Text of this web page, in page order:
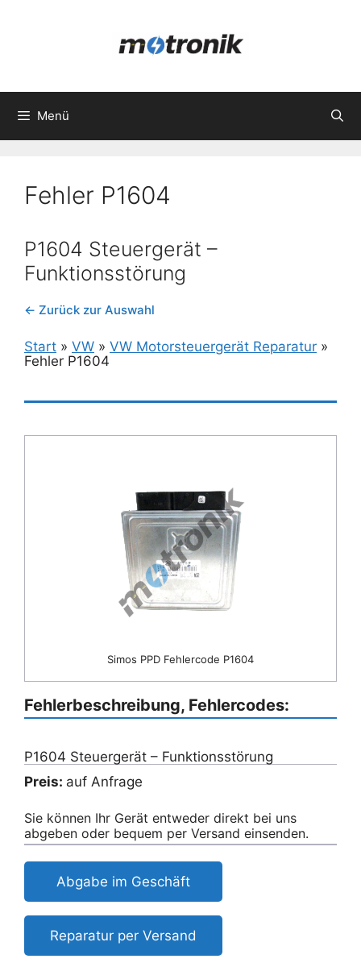
Menü
Fehler P1604
P1604 Steuergerät –
Funktionsstörung
← Zurück zur Auswahl
Start » VW » VW Motorsteuergerät Reparatur »
Fehler P1604
Simos PPD Fehlercode P1604
Fehlerbeschreibung, Fehlercodes:
P1604 Steuergerät – Funktionsstörung
Preis: auf Anfrage
Sie können Ihr Gerät entweder direkt bei uns
abgeben oder bequem per Versand einsenden.
Abgabe im Geschäft
Reparatur per Versand